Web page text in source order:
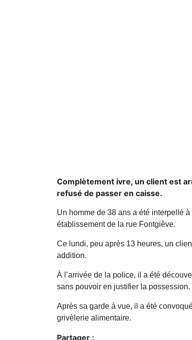
Complètement ivre, un client est
refusé de passer en caisse.
Un homme de 38 ans a été interpellé
établissement de la rue Fontgiève.
Ce lundi, peu après 13 heures, un
addition.
À l’arrivée de la police, il a été
sans pouvoir en justifier la possession.
Après sa garde à vue, il a été
grivèlerie alimentaire.
Partager :